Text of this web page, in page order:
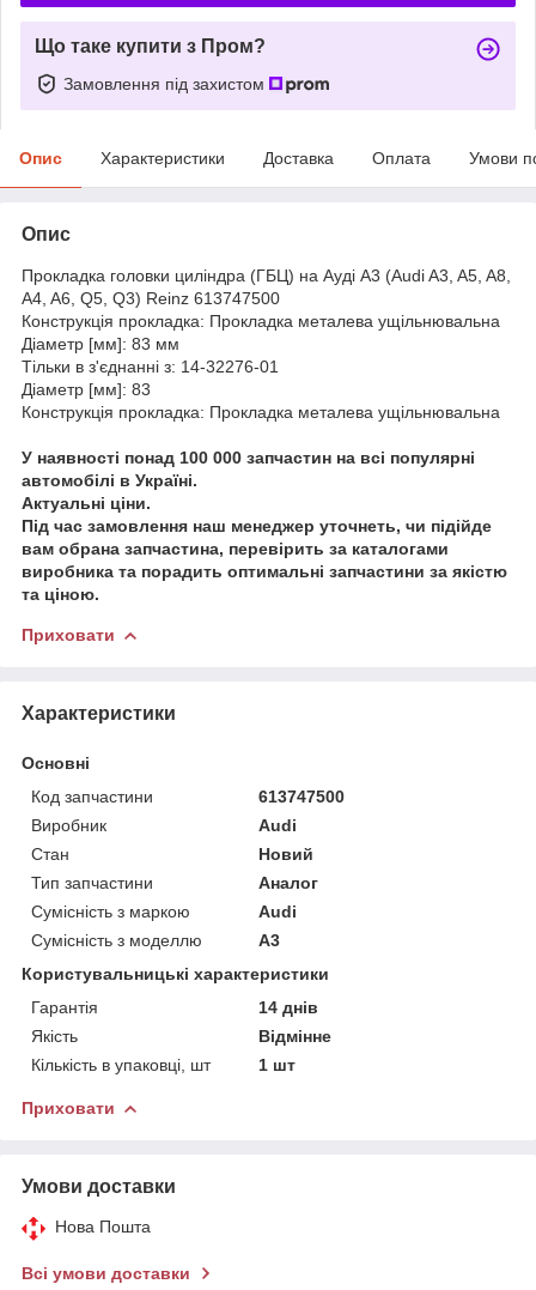
Що таке купити з Пром?
Замовлення під захистом
Опис Характеристики Доставка Оплата Умови
Опис
Прокладка головки циліндра (ГБЦ) на Ауді A3 (Audi A3, A5, A8,
A4, A6, Q5, Q3) Reinz 613747500
Конструкція прокладка: Прокладка металева ущільнювальна
Діаметр [мм]: 83 мм
Тільки в з'єднанні з: 14-32276-01
Діаметр [мм]: 83
Конструкція прокладка: Прокладка металева ущільнювальна
У наявності понад 100 000 запчастин на всі популярні
автомобілі в Україні.
Актуальні ціни.
Під час замовлення наш менеджер уточнеть, чи підійде
вам обрана запчастина, перевірить за каталогами
виробника та порадить оптимальні запчастини за якістю
та ціною.
Приховати
Характеристики
Основні
Код запчастини
613747500
Виробник
Audi
Стан
Новий
Тип запчастини
Аналог
Сумісність з маркою
Audi
Сумісність з моделлю
A3
Користувальницькі характеристики
Гарантія
14 днів
Якість
Відмінне
Кількість в упаковці, шт
1 шт
Приховати
Умови доставки
Нова Пошта
Всі умови доставки